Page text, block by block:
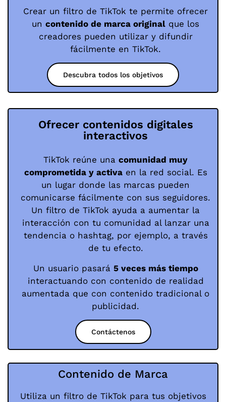
Crear un filtro de TikTok te permite ofrecer
un contenido de marca original que los
creadores pueden utilizar y difundir
fácilmente en TikTok.
Descubra todos los objetivos
Ofrecer contenidos digitales
interactivos
TikTok reúne una comunidad muy
comprometida y activaen la red social. Es
un lugar donde las marcas pueden
comunicarse fácilmente con sus seguidores.
Un filtro de TikTok ayuda a aumentar la
interacción con tu comunidad al lanzar una
tendencia o hashtag, por ejemplo, a través
de tu efecto.
Un usuario pasará 5 veces más tiempo
interactuando con contenido de realidad
aumentada que con contenido tradicional o
publicidad.
Contáctenos
Contenido de Marca
Utiliza un filtro de TikTok para tus objetivos